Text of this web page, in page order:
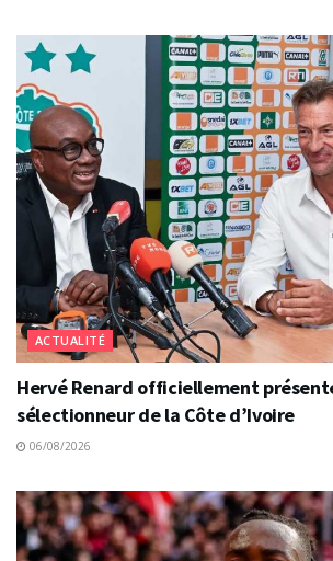
ACTUALITÉ
Hervé Renard officiellement
sélectionneur de la Côte d’Ivoire
06/08/2026